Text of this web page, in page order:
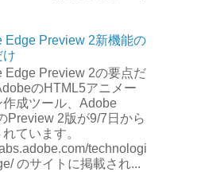
Edge Preview 2新機能の
け
Edge Preview 2の要点だ
のHTML5アニメー
作成ツール、Adobe
Preview 2版が9/7日から
ています。
technologi
のサイトに掲載され...